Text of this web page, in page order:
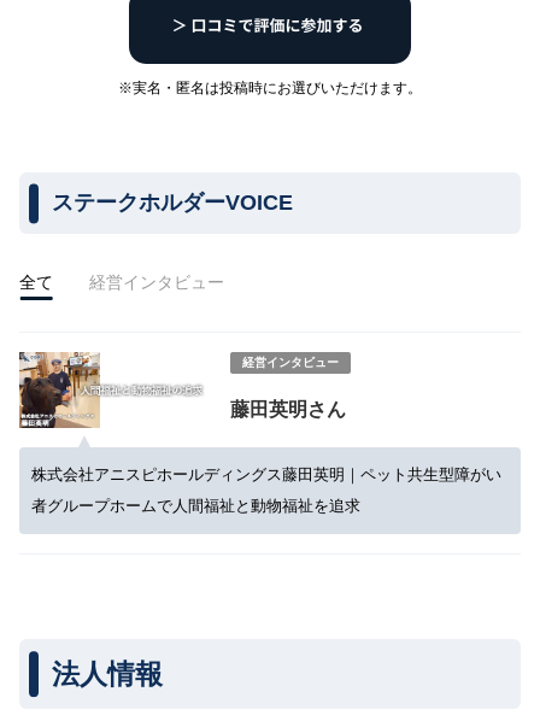
※実名・匿名は投稿時にお選びいただけます。
ステークホルダーVOICE
全て 経営インタビュー
経営インタビュー
藤田英明さん
株式会社アニスピホールディングス藤田英明｜ペット共生型障がい
者グループホームで人間福祉と動物福祉を追求
法人情報